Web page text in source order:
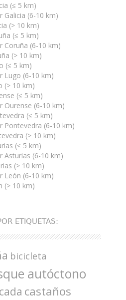
(≤ 5 km)
Galicia (6-10 km)
(> 10 km)
(≤ 5 km)
Coruña (6-10 km)
(> 10 km)
(≤ 5 km)
Lugo (6-10 km)
(> 10 km)
(≤ 5 km)
Ourense (6-10 km)
(≤ 5 km)
Pontevedra (6-10 km)
(> 10 km)
(≤ 5 km)
Asturias (6-10 km)
(> 10 km)
León (6-10 km)
(> 10 km)
ETIQUETAS:
bicicleta
autóctono
castaños